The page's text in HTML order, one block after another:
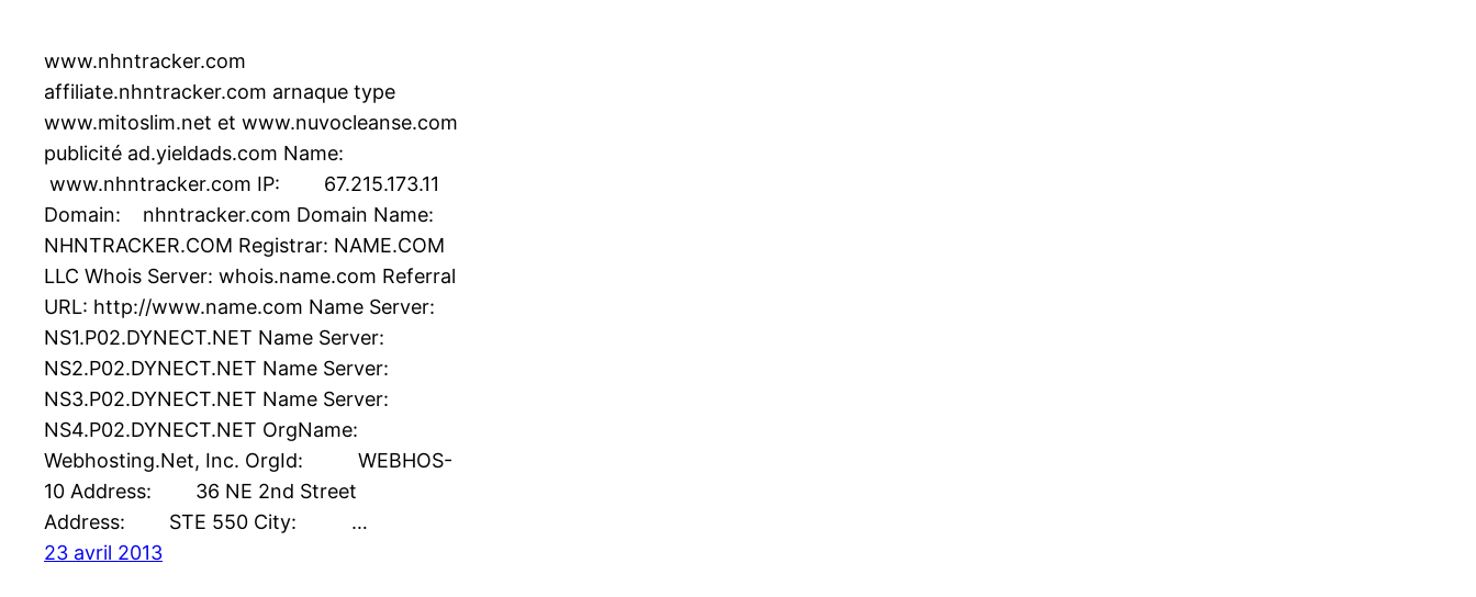
www.nhntracker.com
affiliate.nhntracker.com arnaque type
www.mitoslim.net et www.nuvocleanse.com
publicité ad.yieldads.com Name:
www.nhntracker.com IP: 67.215.173.11
Domain: nhntracker.com Domain Name:
NHNTRACKER.COM Registrar: NAME.COM
LLC Whois Server: whois.name.com Referral
URL: http://www.name.com Name Server:
NS1.P02.DYNECT.NET Name Server:
NS2.P02.DYNECT.NET Name Server:
NS3.P02.DYNECT.NET Name Server:
NS4.P02.DYNECT.NET OrgName:
Webhosting.Net, Inc. OrgId: WEBHOS-
10 Address: 36 NE 2nd Street
Address: STE 550 City: …
23 avril 2013